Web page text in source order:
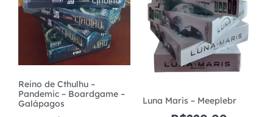
Reino de Cthulhu –
Pandemic – Boardgame –
Galápagos
Luna Maris – Meeplebr